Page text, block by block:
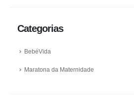
Categorias
BebéVida
Maratona da Maternidade